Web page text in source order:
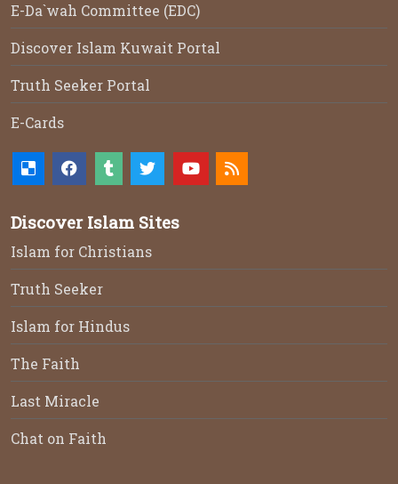
E-Da`wah Committee (EDC)
Discover Islam Kuwait Portal
Truth Seeker Portal
E-Cards
Discover Islam Sites
Islam for Christians
Truth Seeker
Islam for Hindus
The Faith
Last Miracle
Chat on Faith